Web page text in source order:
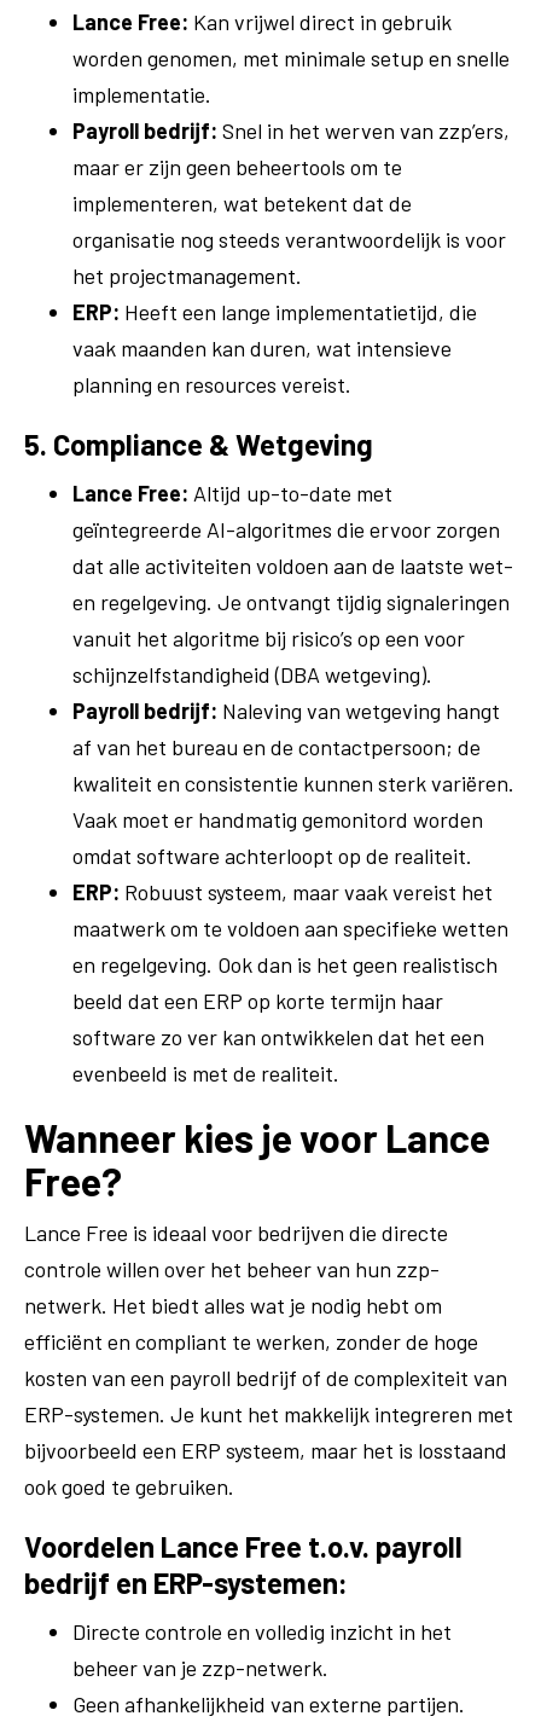
Lance Free: Kan vrijwel direct in gebruik
worden genomen, met minimale setup en snelle
implementatie.
Payroll bedrijf: Snel in het werven van zzp’ers,
maar er zijn geen beheertools om te
implementeren, wat betekent dat de
organisatie nog steeds verantwoordelijk is voor
het projectmanagement.
ERP: Heeft een lange implementatietijd, die
vaak maanden kan duren, wat intensieve
planning en resources vereist.
5. Compliance & Wetgeving
Lance Free: Altijd up-to-date met
geïntegreerde AI-algoritmes die ervoor zorgen
dat alle activiteiten voldoen aan de laatste wet-
en regelgeving. Je ontvangt tijdig signaleringen
vanuit het algoritme bij risico’s op een voor
schijnzelfstandigheid (DBA wetgeving).
Payroll bedrijf: Naleving van wetgeving hangt
af van het bureau en de contactpersoon; de
kwaliteit en consistentie kunnen sterk variëren.
Vaak moet er handmatig gemonitord worden
omdat software achterloopt op de realiteit.
ERP: Robuust systeem, maar vaak vereist het
maatwerk om te voldoen aan specifieke wetten
en regelgeving. Ook dan is het geen realistisch
beeld dat een ERP op korte termijn haar
software zo ver kan ontwikkelen dat het een
evenbeeld is met de realiteit.
Wanneer kies je voor Lance
Free?
Lance Free is ideaal voor bedrijven die directe
controle willen over het beheer van hun zzp-
netwerk. Het biedt alles wat je nodig hebt om
efficiënt en compliant te werken, zonder de hoge
kosten van een payroll bedrijf of de complexiteit van
ERP-systemen. Je kunt het makkelijk integreren met
bijvoorbeeld een ERP systeem, maar het is losstaand
ook goed te gebruiken.
Voordelen Lance Free t.o.v. payroll
bedrijf en ERP-systemen:
Directe controle en volledig inzicht in het
beheer van je zzp-netwerk.
Geen afhankelijkheid van externe partijen.